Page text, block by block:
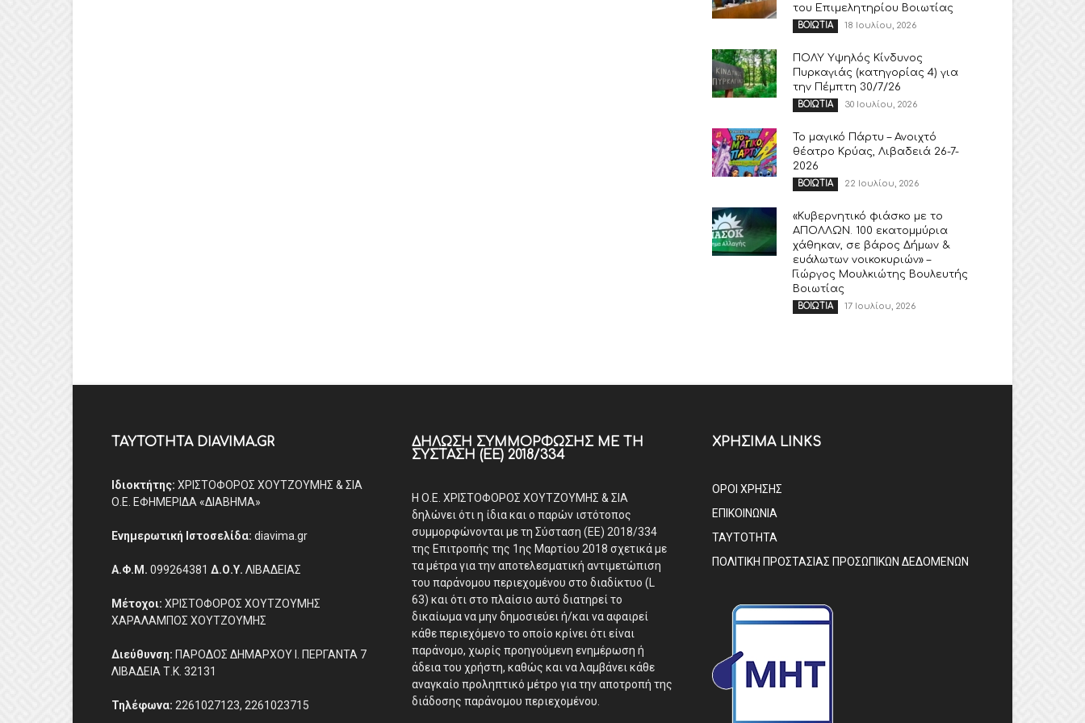
του Επιμελητηρίου Βοιωτίας
ΒΟΙΩΤΙΑ 18 Ιουλίου, 2026
ΠΟΛΥ Υψηλός Κίνδυνος
Πυρκαγιάς (κατηγορίας 4) για
την Πέμπτη 30/7/26
ΒΟΙΩΤΙΑ 30 Ιουλίου, 2026
Το μαγικό Πάρτυ – Ανοιχτό
θέατρο Κρύας, Λιβαδειά 26-7-
2026
ΒΟΙΩΤΙΑ 22 Ιουλίου, 2026
«Κυβερνητικό φιάσκο με το
ΑΠΟΛΛΩΝ. 100 εκατομμύρια
χάθηκαν, σε βάρος Δήμων &
ευάλωτων νοικοκυριών» –
Γιώργος Μουλκιώτης Βουλευτής
Βοιωτίας
ΒΟΙΩΤΙΑ 17 Ιουλίου, 2026
ΤΑΥΤΟΤΗΤΑ DIAVIMA.GR
Ιδιοκτήτης: ΧΡΙΣΤΟΦΟΡΟΣ ΧΟΥΤΖΟΥΜΗΣ & ΣΙΑ
Ο.Ε. ΕΦΗΜΕΡΙΔΑ «ΔΙΑΒΗΜΑ»
Ενημερωτική Ιστοσελίδα: diavima.gr
Α.Φ.Μ. 099264381 Δ.Ο.Υ. ΛΙΒΑΔΕΙΑΣ
Μέτοχοι: ΧΡΙΣΤΟΦΟΡΟΣ ΧΟΥΤΖΟΥΜΗΣ
ΧΑΡΑΛΑΜΠΟΣ ΧΟΥΤΖΟΥΜΗΣ
Διεύθυνση: ΠΑΡΟΔΟΣ ΔΗΜΑΡΧΟΥ Ι. ΠΕΡΓΑΝΤΑ 7
ΛΙΒΑΔΕΙΑ Τ.Κ. 32131
Τηλέφωνα: 2261027123, 2261023715
ΔΉΛΩΣΗ ΣΥΜΜΌΡΦΩΣΗΣ ΜΕ ΤΗ
ΣΎΣΤΑΣΗ (ΕΕ) 2018/334
Η Ο.Ε. ΧΡΙΣΤΟΦΟΡΟΣ ΧΟΥΤΖΟΥΜΗΣ & ΣΙΑ
δηλώνει ότι η ίδια και ο παρών ιστότοπος
συμμορφώνονται με τη Σύσταση (ΕΕ) 2018/334
της Επιτροπής της 1ης Μαρτίου 2018 σχετικά με
τα μέτρα για την αποτελεσματική αντιμετώπιση
του παράνομου περιεχομένου στο διαδίκτυο (L
63) και ότι στο πλαίσιο αυτό διατηρεί το
δικαίωμα να μην δημοσιεύει ή/και να αφαιρεί
κάθε περιεχόμενο το οποίο κρίνει ότι είναι
παράνομο, χωρίς προηγούμενη ενημέρωση ή
άδεια του χρήστη, καθώς και να λαμβάνει κάθε
αναγκαίο προληπτικό μέτρο για την αποτροπή της
διάδοσης παράνομου περιεχομένου.
ΧΡΗΣΙΜΑ LINKS
ΟΡΟΙ ΧΡΗΣΗΣ
ΕΠΙΚΟΙΝΩΝΙΑ
ΤΑΥΤΟΤΗΤΑ
ΠΟΛΙΤΙΚΗ ΠΡΟΣΤΑΣΙΑΣ ΠΡΟΣΩΠΙΚΩΝ ΔΕΔΟΜΕΝΩΝ